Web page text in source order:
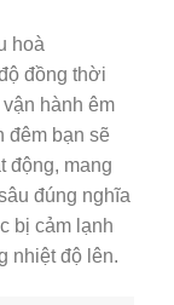
hoà
đồng thời
hành êm
đêm bạn sẽ
động, mang
đúng nghĩa
bị cảm lạnh
nhiệt độ lên.